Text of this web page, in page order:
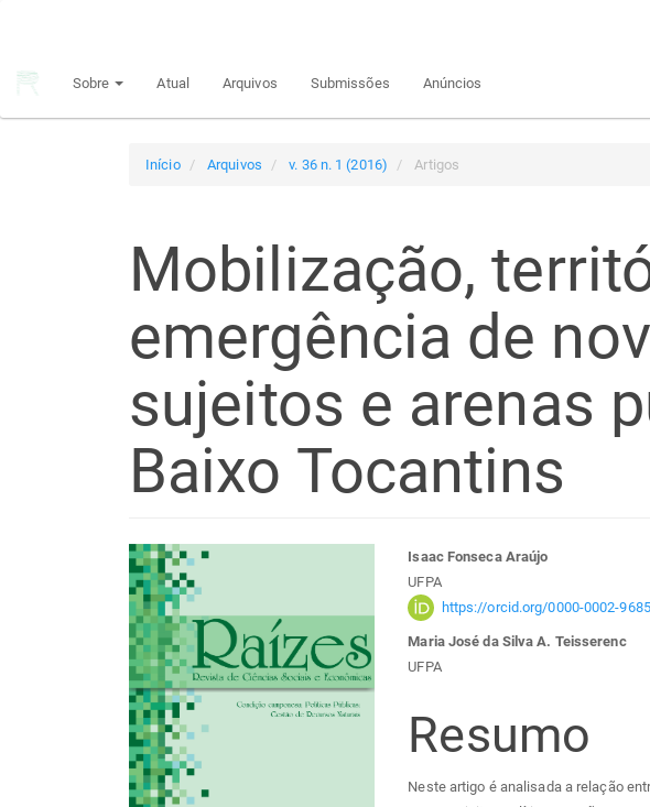
principal
Sobre Atual Arquivos Submissões Anúncios
Início Arquivos v. 36 n. 1 (2016) Artigos
Mobilização,
emergência de
sujeitos e arenas
Baixo Tocantins
Barra
lateral
de
artigos
Conteúdo
do
artigo
principal
Isaac Fonseca Araújo
UFPA
https://orcid.org/0000-0002-
Maria José da Silva A. Teisserenc
UFPA
Resumo
Neste artigo é analisada a relação